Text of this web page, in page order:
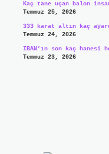
Kaç tane uçan balon
Temmuz 25, 2026
333 karat altın kaç
Temmuz 24, 2026
IBAN’ın son kaç hanesi
Temmuz 23, 2026